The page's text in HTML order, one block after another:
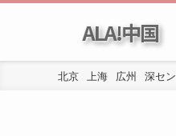
ALA!中国
北京 上海 広州 深セン